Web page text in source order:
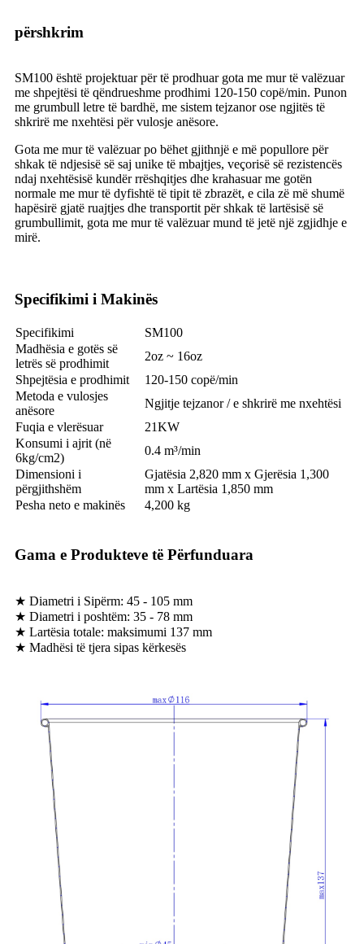
përshkrim
SM100 është projektuar për të prodhuar gota me mur të valëzuar
me shpejtësi të qëndrueshme prodhimi 120-150 copë/min. Punon
me grumbull letre të bardhë, me sistem tejzanor ose ngjitës të
shkrirë me nxehtësi për vulosje anësore.
Gota me mur të valëzuar po bëhet gjithnjë e më popullore për
shkak të ndjesisë së saj unike të mbajtjes, veçorisë së rezistencës
ndaj nxehtësisë kundër rrëshqitjes dhe krahasuar me gotën
normale me mur të dyfishtë të tipit të zbrazët, e cila zë më shumë
hapësirë ​​gjatë ruajtjes dhe transportit për shkak të lartësisë së
grumbullimit, gota me mur të valëzuar mund të jetë një zgjidhje e
mirë.
Specifikimi i Makinës
Specifikimi
SM100
Madhësia e gotës së
letrës së prodhimit
2oz ~ 16oz
Shpejtësia e prodhimit
120-150 copë/min
Metoda e vulosjes
anësore
Ngjitje tejzanor / e shkrirë me nxehtësi
Fuqia e vlerësuar
21KW
Konsumi i ajrit (në
6kg/cm2)
0.4 m³/min
Dimensioni i
përgjithshëm
Gjatësia 2,820 mm x Gjerësia 1,300
mm x Lartësia 1,850 mm
Pesha neto e makinës
4,200 kg
Gama e Produkteve të Përfunduara
★ Diametri i Sipërm: 45 - 105 mm
★ Diametri i poshtëm: 35 - 78 mm
★ Lartësia totale: maksimumi 137 mm
★ Madhësi të tjera sipas kërkesës